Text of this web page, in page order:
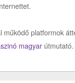
működő platformok
magyar útmutató.